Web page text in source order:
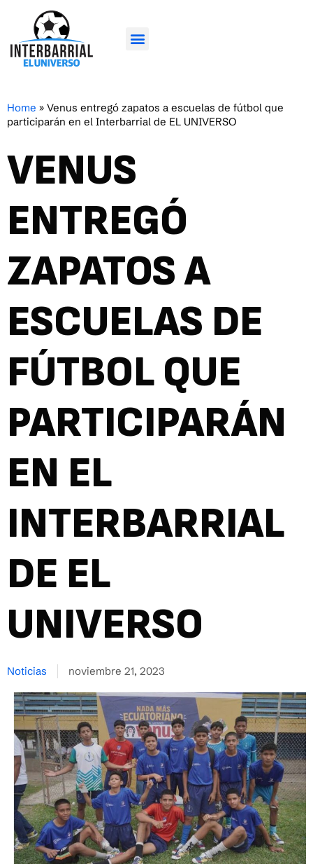
Home » Venus entregó zapatos a escuelas de fútbol que
participarán en el Interbarrial de EL UNIVERSO
VENUS
ENTREGÓ
ZAPATOS A
ESCUELAS DE
FÚTBOL QUE
PARTICIPARÁN
EN EL
INTERBARRIAL
DE EL
UNIVERSO
Noticias noviembre 21, 2023